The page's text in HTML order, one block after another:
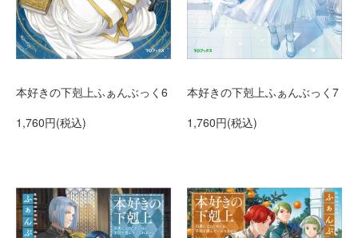
本好きの下剋上ふぁんぶっく6
1,760円(税込)
本好きの下剋上ふぁんぶっく7
1,760円(税込)